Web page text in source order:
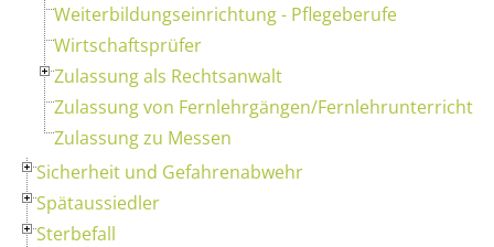
Weiterbildungseinrichtung - Pflegeberufe
Wirtschaftsprüfer
Zulassung als Rechtsanwalt
Zulassung von Fernlehrgängen/Fernlehrunterricht
Zulassung zu Messen
Sicherheit und Gefahrenabwehr
Spätaussiedler
Sterbefall